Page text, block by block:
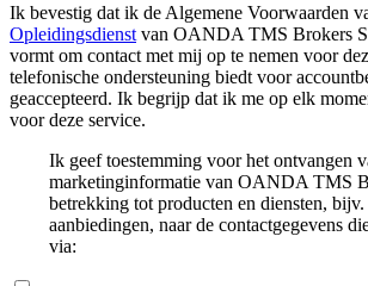
Ik bevestig dat ik de Algemene Voorwaarden
Opleidingsdienst van OANDA TMS Brokers
vormt om contact met mij op te nemen voor
telefonische ondersteuning biedt voor
geaccepteerd. Ik begrijp dat ik me op elk
voor deze service.
Ik geef toestemming voor het ontvangen
marketinginformatie van OANDA TMS
betrekking tot producten en diensten,
aanbiedingen, naar de contactgegevens
via: